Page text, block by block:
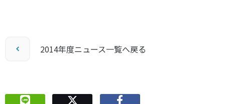
SPORT POLICY INCUBATOR ―スポーツ政策の『卵』 ―
2014年度ニュース一覧へ戻る